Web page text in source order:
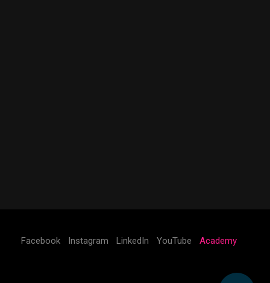
Facebook Instagram LinkedIn YouTube Academy